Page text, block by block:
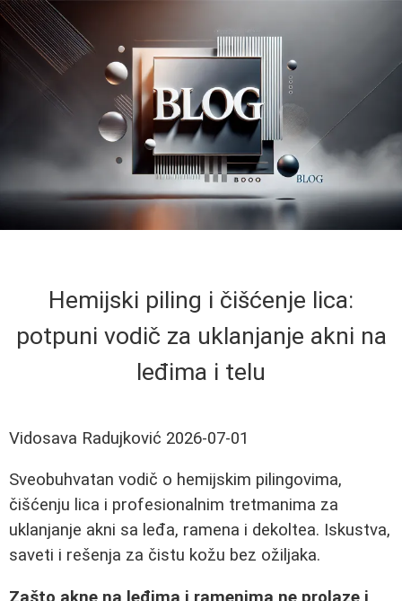
Hemijski piling i čišćenje lica:
potpuni vodič za uklanjanje akni na
leđima i telu
Vidosava Radujković 2026-07-01
Sveobuhvatan vodič o hemijskim pilingovima,
čišćenju lica i profesionalnim tretmanima za
uklanjanje akni sa leđa, ramena i dekoltea. Iskustva,
saveti i rešenja za čistu kožu bez ožiljaka.